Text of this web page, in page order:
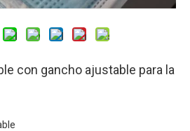
con gancho ajustable para la